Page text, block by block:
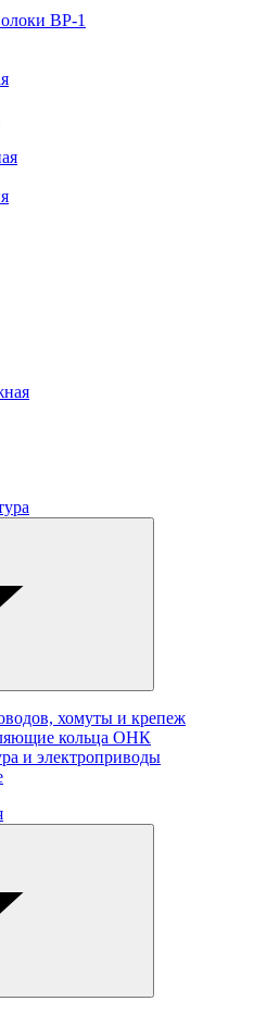
ВР-1
хомуты и крепеж
кольца ОНК
и электроприводы